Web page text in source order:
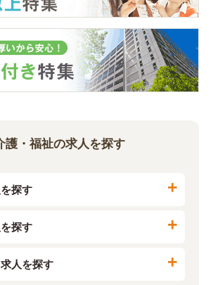
護・福祉の求人を探す
探す
探す
人を探す